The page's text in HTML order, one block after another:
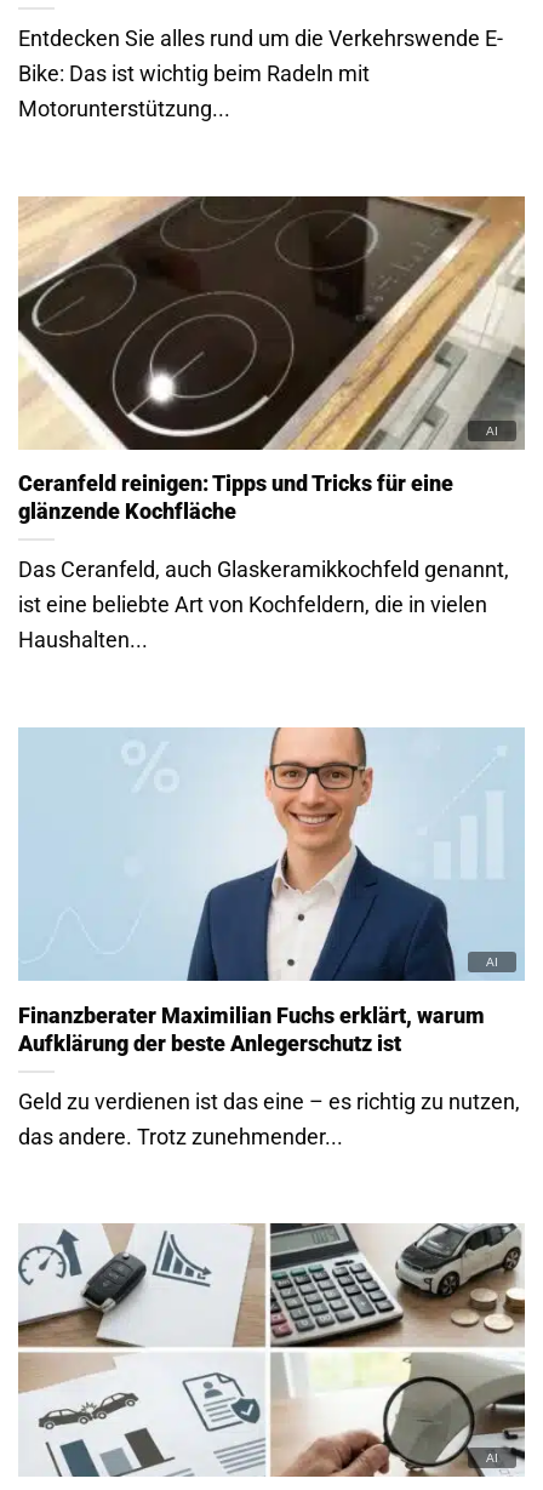
Entdecken Sie alles rund um die Verkehrswende E-
Bike: Das ist wichtig beim Radeln mit
Motorunterstützung...
Ceranfeld reinigen: Tipps und Tricks für eine
glänzende Kochfläche
Das Ceranfeld, auch Glaskeramikkochfeld genannt,
ist eine beliebte Art von Kochfeldern, die in vielen
Haushalten...
Finanzberater Maximilian Fuchs erklärt, warum
Aufklärung der beste Anlegerschutz ist
Geld zu verdienen ist das eine – es richtig zu nutzen,
das andere. Trotz zunehmender...